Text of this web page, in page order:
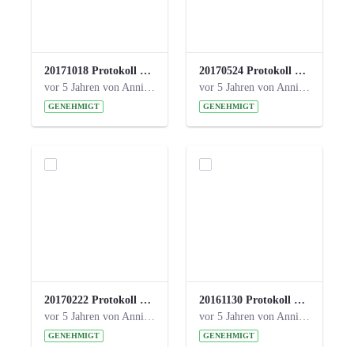
20171018 Protokoll 21. Steuerungskreis.pdf
vor 5 Jahren von Anni Schlumberger
GENEHMIGT
20170524 Protokoll 20. Steuerungskreis.pdf
vor 5 Jahren von Anni Schlumberger
GENEHMIGT
20170222 Protokoll 19. Steuerungskreis.pdf
vor 5 Jahren von Anni Schlumberger
GENEHMIGT
20161130 Protokoll 18. Steuerungskreis.pdf
vor 5 Jahren von Anni Schlumberger
GENEHMIGT